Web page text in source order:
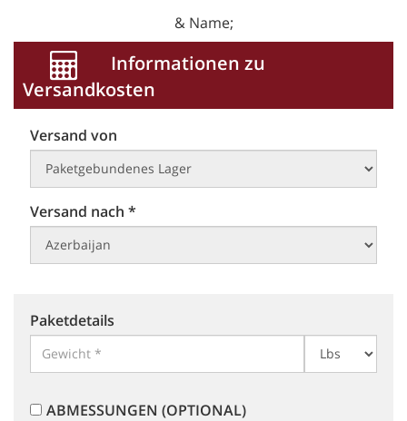
& Name;
Informationen zu
Versandkosten
Versand von
Versand nach *
Paketdetails
ABMESSUNGEN (OPTIONAL)